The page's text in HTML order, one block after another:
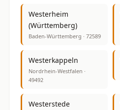
Westerheim
(Württemberg)
Baden-Württemberg · 72589
Westerkappeln
Nordrhein-Westfalen ·
49492
Westerstede